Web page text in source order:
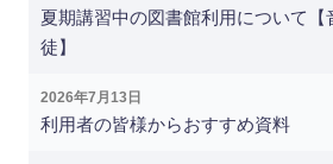
夏期講習中の図書館利用について【
徒】
2026年7月13日
利用者の皆様からおすすめ資料